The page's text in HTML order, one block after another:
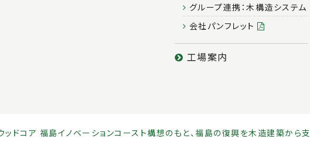
グループ連携：木構造システム
会社パンフレット
工場案内
ドコア 福島イノベーションコースト構想のもと、福島の復興を木造建築から支